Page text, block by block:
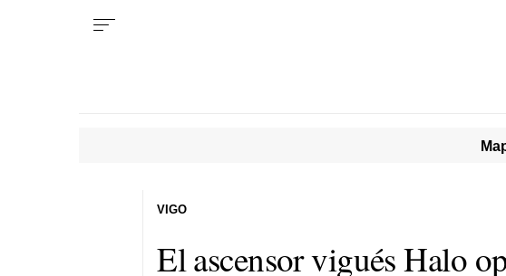
El ascensor vigués Halo
VIGO